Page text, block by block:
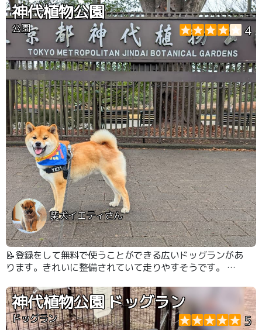
神代植物公園
公園 4
柴犬イエティさん
📝登録をして無料で使うことができる広いドッグランがあ
ります。きれいに整備されていて走りやすそうです。 ド
歩も楽しむことができました。
神代植物公園 ドッグラン
ドッグラン 5